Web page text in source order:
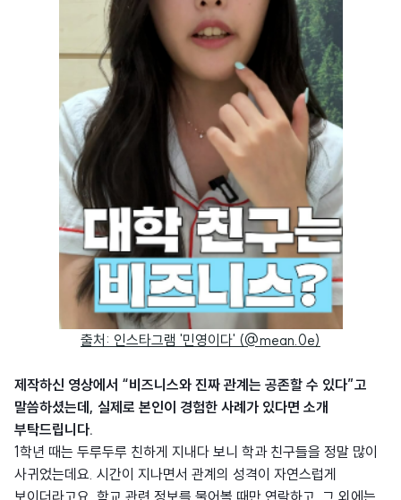
출처: 인스타그램 '민영이다' (@mean.0e)
제작하신 영상에서 “비즈니스와 진짜 관계는 공존할 수 있다”고
말씀하셨는데, 실제로 본인이 경험한 사례가 있다면 소개
부탁드립니다.
1학년 때는 두루두루 친하게 지내다 보니 학과 친구들을 정말 많이
사귀었는데요. 시간이 지나면서 관계의 성격이 자연스럽게